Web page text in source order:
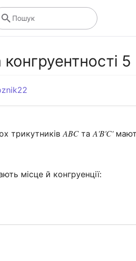
Пошук
5
трикутників ABC та A'B'C'